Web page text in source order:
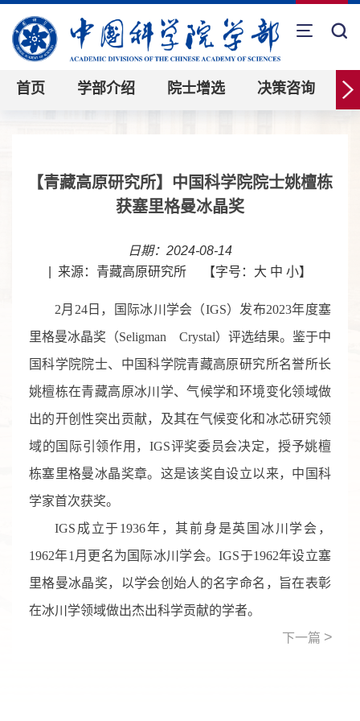
首页 学部介绍 院士增选 决策咨询
【青藏高原研究所】中国科学院院士姚檀栋
获塞里格曼冰晶奖
日期：2024-08-14
来源：青藏高原研究所 【字号： 大 中 小】
2月24日，国际冰川学会（IGS）发布2023年度塞
里格曼冰晶奖（Seligman Crystal）评选结果。鉴于中
国科学院院士、中国科学院青藏高原研究所名誉所长
姚檀栋在青藏高原冰川学、气候学和环境变化领域做
出的开创性突出贡献，及其在气候变化和冰芯研究领
域的国际引领作用，IGS评奖委员会决定，授予姚檀
栋塞里格曼冰晶奖章。这是该奖自设立以来，中国科
学家首次获奖。
IGS成立于1936年，其前身是英国冰川学会，
1962年1月更名为国际冰川学会。IGS于1962年设立塞
里格曼冰晶奖，以学会创始人的名字命名，旨在表彰
在冰川学领域做出杰出科学贡献的学者。
下一篇 >